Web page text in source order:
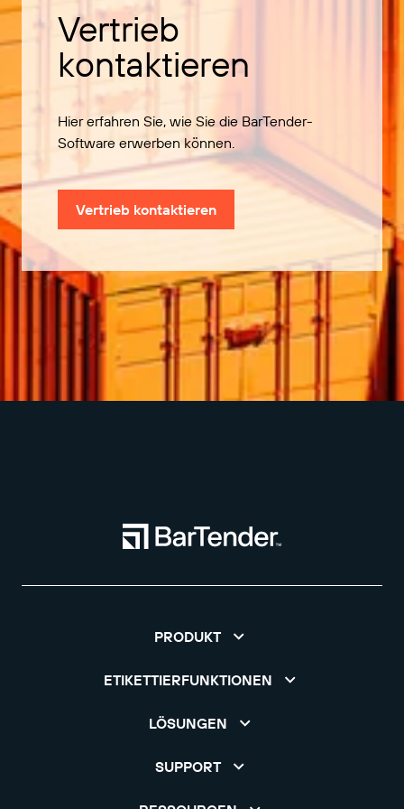
Vertrieb
kontaktieren
Hier erfahren Sie, wie Sie die BarTender-
Software erwerben können.
Vertrieb kontaktieren
PRODUKT
ETIKETTIERFUNKTIONEN
LÖSUNGEN
SUPPORT